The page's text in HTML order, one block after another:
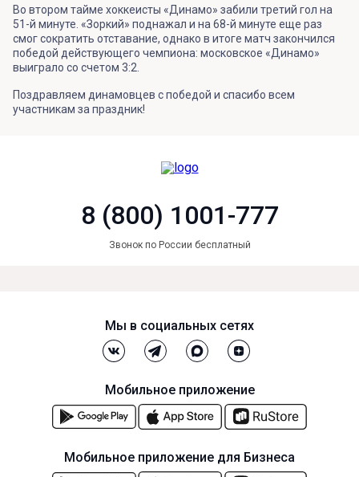
Во втором тайме хоккеисты «Динамо» забили третий гол на
51-й минуте. «Зоркий» поднажал и на 68-й минуте еще раз
смог сократить отставание, однако в итоге матч закончился
победой действующего чемпиона: московское «Динамо»
выиграло со счетом 3:2.
Поздравляем динамовцев с победой и спасибо всем
участникам за праздник!
8 (800) 1001-777
Звонок по России бесплатный
Мы в социальных сетях
Мобильное приложение
Мобильное приложение для Бизнеса